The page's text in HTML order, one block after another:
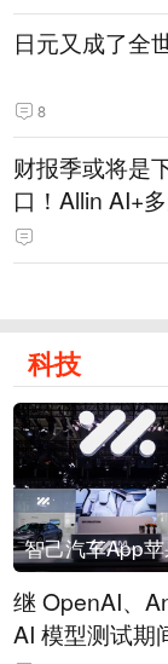
日元又成了全
8
财报季或将是
口！Allin AI+
领先数智技术
遇
科技
继 OpenAI、
AI 模型测试期